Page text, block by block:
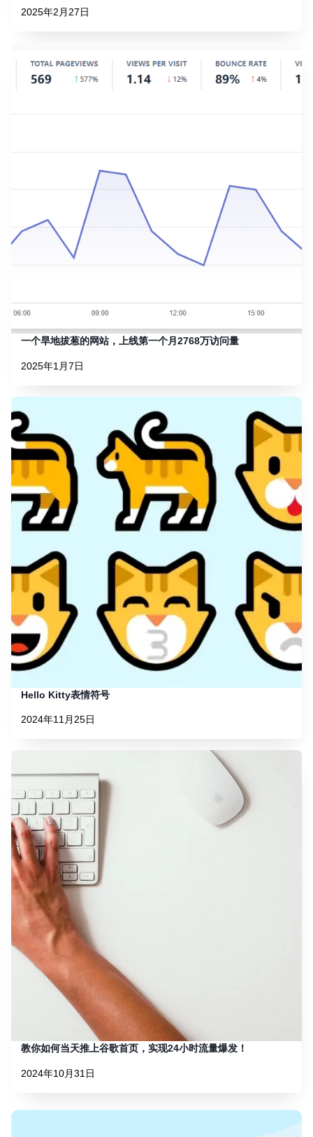
2025年2月27日
一个旱地拔葱的网站，上线第一个月2768万访问量
2025年1月7日
Hello Kitty表情符号
2024年11月25日
教你如何当天推上谷歌首页，实现24小时流量爆发！
2024年10月31日